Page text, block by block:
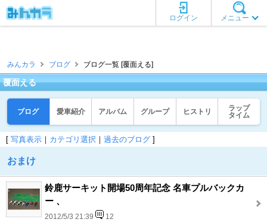
メニュー
ログイン
みんカラ ブログ ブログ一覧 [覆面える]
覆面える
ブログ 愛車紹介 アルバム グループ ヒストリ
ラップ
タイム
[ 写真表示 ｜ カテゴリ選択 ｜ 過去のブログ ]
おまけ
鈴鹿サーキット開場50周年記念 名車プルバックカ
ー 、
2012/5/3 21:39 12